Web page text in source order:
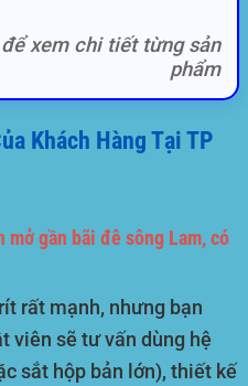
xem chi tiết từng sản
phẩm
Khách Hàng Tại TP
gần bãi đê sông Lam, có
rất mạnh, nhưng bạn
viên sẽ tư vấn dùng hệ
sắt hộp bản lớn), thiết kế